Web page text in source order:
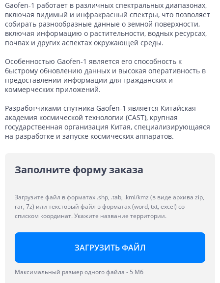
Gaofen-1 работает в различных спектральных диапазонах,
включая видимый и инфракрасный спектры, что позволяет
собирать разнообразные данные о земной поверхности,
включая информацию о растительности, водных ресурсах,
почвах и других аспектах окружающей среды.
Особенностью Gaofen-1 является его способность к
быстрому обновлению данных и высокая оперативность в
предоставлении информации для гражданских и
коммерческих приложений.
Разработчиками спутника Gaofen-1 является Китайская
академия космической технологии (CAST), крупная
государственная организация Китая, специализирующаяся
на разработке и запуске космических аппаратов.
Заполните форму заказа
Загрузите файл в форматах .shp, .tab, .kml/kmz (в виде архива zip,
rar, 7z) или текстовый файл в форматах (word, txt, excel) со
списком координат. Укажите название территории.
ЗАГРУЗИТЬ ФАЙЛ
Максимальный размер одного файла - 5 Мб